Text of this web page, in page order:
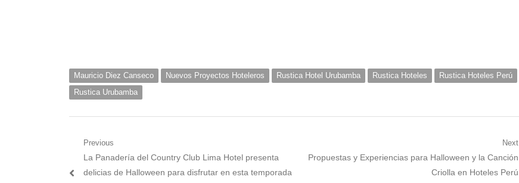
Mauricio Diez Canseco Nuevos Proyectos Hoteleros Rustica Hotel Urubamba Rustica Hoteles
Rustica Hoteles Perú
Rustica Urubamba
Navegación
de
Previous
Previous
post:
La Panadería del Country Club Lima Hotel presenta
delicias de Halloween para disfrutar en esta temporada
Next
Next
Propuestas y Experiencias para Halloween y la Canción
Criolla en Hoteles Perú